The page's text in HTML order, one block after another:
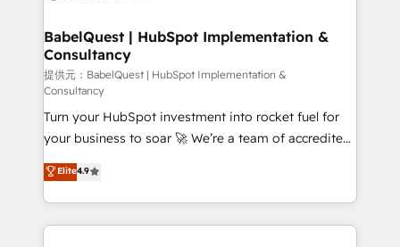
operations A little about us: • Boutique 'Elite' team of
12 • 150+ clients across Sales Hub, Marketing Hub,
Service Hub, Data Hub and CMS • ISO/IEC
27001:2022, ISO 9001:2015, and ISO 42001:2023
certified - the AI management standard • GuardHub:
our AI governance framework, built on ISO 42001
Ready for the next step? Click the 👈 '𝗖𝗼𝗻𝘁𝗮𝗰𝘁
𝗯𝘂𝘀𝗶𝗻𝗲𝘀𝘀' button to get in touch (𝘸𝘦'𝘳𝘦 𝘴𝘶𝘱𝘦𝘳
𝘳𝘦𝘴𝘱𝘰𝘯𝘴𝘪𝘷𝘦)
BabelQuest | HubSpot Implementation &
Consultancy
提供元：BabelQuest | HubSpot Implementation &
Consultancy
Turn your HubSpot investment into rocket fuel for
your business to soar 🚀 We’re a team of accredited
HubSpot experts ready to help you. We can
implement the platform into complex business
environments, optimise what you've got and make
sure you can actually use it, build your website in
Elite4.9